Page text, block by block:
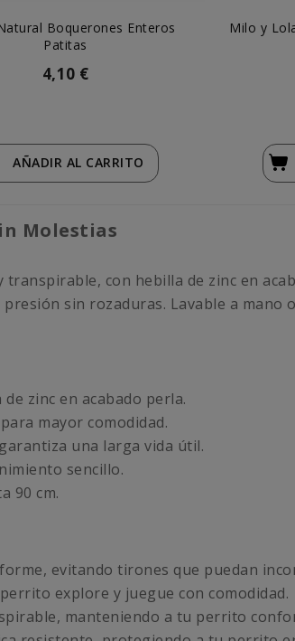
Boquerones Enteros
Patitas
4,10 €
AÑADIR AL CARRITO
Milo y
Molestias
con hebilla de zinc en
sin rozaduras. Lavable a
zinc en acabado perla.
mayor comodidad.
una larga vida útil.
sencillo.
90 cm.
evitando tirones que puedan
explore y juegue con comodidad.
manteniendo a tu perrito